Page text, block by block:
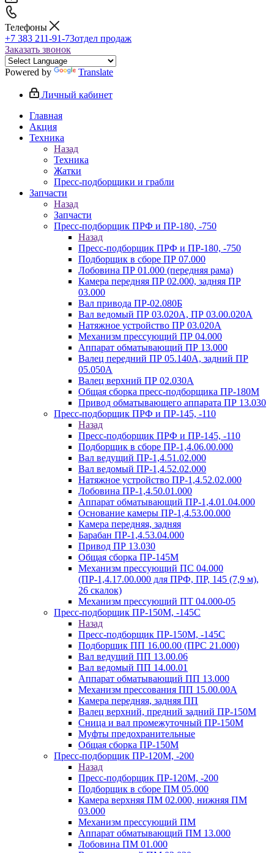
Телефоны
+7 383 211-91-73отдел продаж
Заказать звонок
Powered by Translate
Личный кабинет
Главная
Акция
Техника
Назад
Техника
Жатки
Пресс-подборщики и грабли
Запчасти
Назад
Запчасти
Пресс-подборщик ПРФ и ПР-180, -750
Назад
Пресс-подборщик ПРФ и ПР-180, -750
Подборщик в сборе ПР 07.000
Лобовина ПР 01.000 (передняя рама)
Камера передняя ПР 02.000, задняя ПР
03.000
Вал привода ПР-02.080Б
Вал ведомый ПР 03.020А, ПР 03.00.020А
Натяжное устройство ПР 03.020A
Механизм прессующий ПР 04.000
Аппарат обматывающий ПР 13.000
Валец передний ПР 05.140A, задний ПР
05.050A
Валец верхний ПР 02.030A
Общая сборка пресс-подборщика ПР-180М
Привод обматывающего аппарата ПР 13.030
Пресс-подборщик ПРФ и ПР-145, -110
Назад
Пресс-подборщик ПРФ и ПР-145, -110
Подборщик в сборе ПР-1,4.06.00.000
Вал ведущий ПР-1,4.51.02.000
Вал ведомый ПР-1,4.52.02.000
Натяжное устройство ПР-1,4.52.02.000
Лобовина ПР-1,4.50.01.000
Аппарат обматывающий ПР-1,4.01.04.000
Основание камеры ПР-1,4.53.00.000
Камера передняя, задняя
Барабан ПР-1,4.53.04.000
Привод ПР 13.030
Общая сборка ПР-145М
Механизм прессующий ПС 04.000
(ПР-1,4.17.00.000 для ПРФ, ПР, 145 (7,9 м),
26 скалок)
Механизм прессующий ПТ 04.000-05
Пресс-подборщик ПР-150М, -145С
Назад
Пресс-подборщик ПР-150М, -145С
Подборщик ПП 16.00.00 (ПРС 21.000)
Вал ведущий ПП 13.00.06
Вал ведомый ПП 14.00.01
Аппарат обматывающий ПП 13.000
Механизм прессования ПП 15.00.00А
Камера передняя, задняя ПП
Валец верхний, предний задний ПР-150М
Сница и вал промежуточный ПР-150М
Муфты предохранительные
Общая сборка ПР-150М
Пресс-подборщик ПР-120М, -200
Назад
Пресс-подборщик ПР-120М, -200
Подборщик в сборе ПМ 05.000
Камера верхняя ПМ 02.000, нижняя ПМ
03.000
Механизм прессующий ПМ
Аппарат обматывающий ПМ 13.000
Лобовина ПМ 01.000